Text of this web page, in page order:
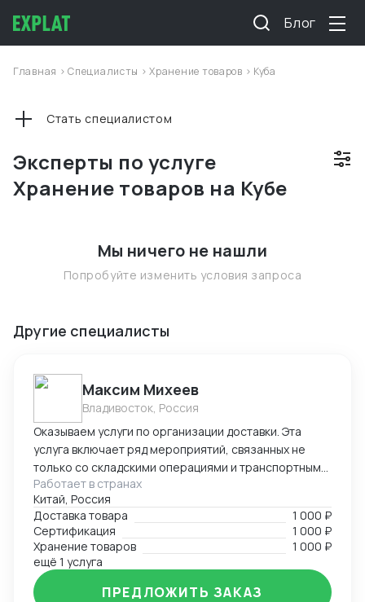
Блог
Главная >Специалисты >Хранение товаров > Куба
Эксперты по услуге
Хранение товаров на Кубе
Стать специалистом
Мы ничего не нашли
Попробуйте изменить условия запроса
Другие специалисты
Максим Михеев
Владивосток, Россия
Оказываем услуги по организации доставки. Эта
услуга включает ряд мероприятий, связанных не
только со складскими операциями и транспортным
сопровождением. В нее также входит таможенное
оформление, помощь в заполнении необходимой
сопроводительной и разрешительной
документации.
Работает в странах
Китай, Россия
Доставка товара
1 000 ₽
Сертификация
1 000 ₽
Хранение товаров
1 000 ₽
ещё 1 услуга
ПРЕДЛОЖИТЬ ЗАКАЗ